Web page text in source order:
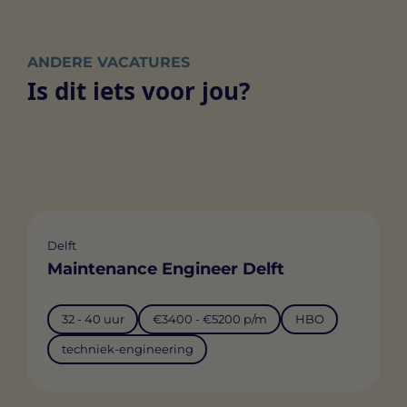
ANDERE VACATURES
Is dit iets voor jou?
Delft
Maintenance Engineer Delft
32 - 40 uur €3400 - €5200 p/m HBO
techniek-engineering